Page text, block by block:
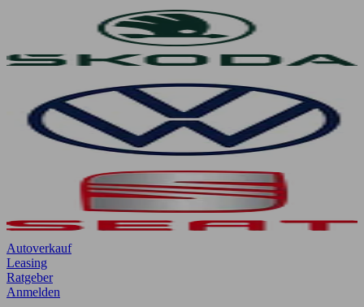
Autoverkauf
Leasing
Ratgeber
Anmelden